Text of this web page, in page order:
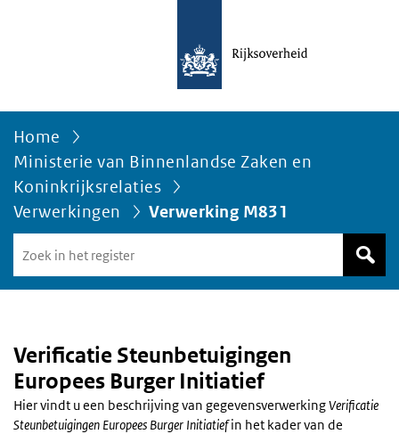
Home
Ministerie van Binnenlandse Zaken en
Koninkrijksrelaties
Verwerkingen
Verwerking M831
in
het
Verificatie Steunbetuigingen
Europees Burger Initiatief
Hier vindt u een beschrijving van gegevensverwerkingVerificatie
Steunbetuigingen Europees Burger Initiatiefin het kader van de